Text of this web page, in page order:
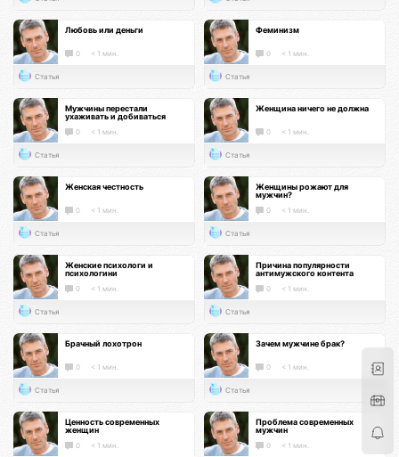
Любовь или деньги
0 < 1 мин.
Статья
Феминизм
0 < 1 мин.
Статья
Мужчины перестали
ухаживать и добиваться
0 < 1 мин.
Статья
Женщина ничего не должна
0 < 1 мин.
Статья
Женская честность
0 < 1 мин.
Статья
Женщины рожают для
мужчин?
0 < 1 мин.
Статья
Женские психологи и
психологини
0 < 1 мин.
Статья
Причина популярности
антимужского контента
0 < 1 мин.
Статья
Брачный лохотрон
0 < 1 мин.
Статья
Зачем мужчине брак?
0 < 1 мин.
Статья
Ценность современных
женщин
0 < 1 мин.
Проблема современных
мужчин
0 < 1 мин.